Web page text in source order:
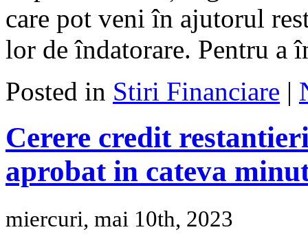
care pot veni în ajutorul
lor de îndatorare. Pentru a
Posted in Stiri Financiare |
Cerere credit
aprobat in cateva
miercuri, mai 10th, 2023